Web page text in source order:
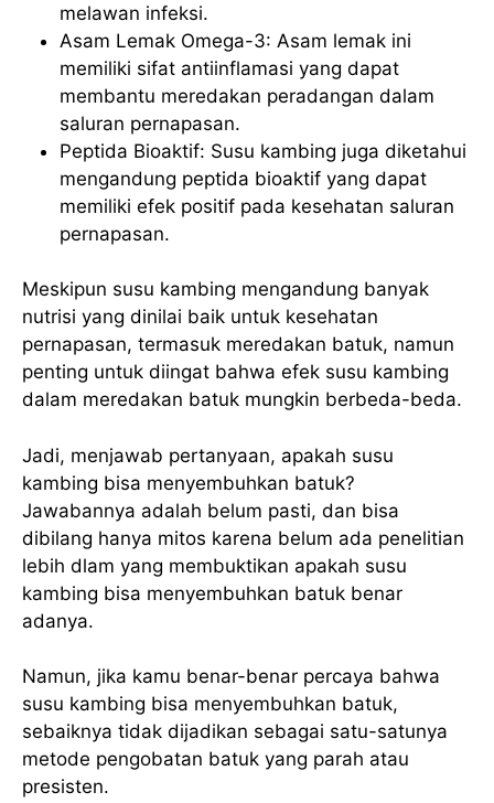
melawan infeksi.
Asam Lemak Omega-3: Asam lemak ini
memiliki sifat antiinflamasi yang dapat
membantu meredakan peradangan dalam
saluran pernapasan.
Peptida Bioaktif: Susu kambing juga diketahui
mengandung peptida bioaktif yang dapat
memiliki efek positif pada kesehatan saluran
pernapasan.
Meskipun susu kambing mengandung banyak
nutrisi yang dinilai baik untuk kesehatan
pernapasan, termasuk meredakan batuk, namun
penting untuk diingat bahwa efek susu kambing
dalam meredakan batuk mungkin berbeda-beda.
Jadi, menjawab pertanyaan, apakah susu
kambing bisa menyembuhkan batuk?
Jawabannya adalah belum pasti, dan bisa
dibilang hanya mitos karena belum ada penelitian
lebih dlam yang membuktikan apakah susu
kambing bisa menyembuhkan batuk benar
adanya.
Namun, jika kamu benar-benar percaya bahwa
susu kambing bisa menyembuhkan batuk,
sebaiknya tidak dijadikan sebagai satu-satunya
metode pengobatan batuk yang parah atau
presisten.